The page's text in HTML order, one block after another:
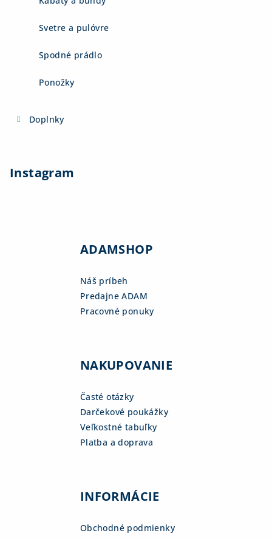
Svetre a pulóvre
Spodné prádlo
Ponožky
Doplnky
Instagram
ADAMSHOP
Náš príbeh
Predajne ADAM
Pracovné ponuky
NAKUPOVANIE
Časté otázky
Darčekové poukážky
Veľkostné tabuľky
Platba a doprava
INFORMÁCIE
Obchodné podmienky